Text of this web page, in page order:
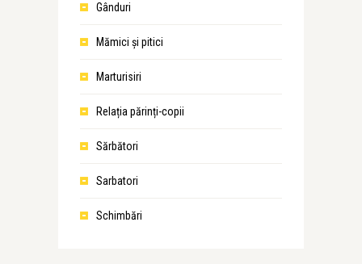
Gânduri
Mămici și pitici
Marturisiri
Relația părinți-copii
Sărbători
Sarbatori
Schimbări